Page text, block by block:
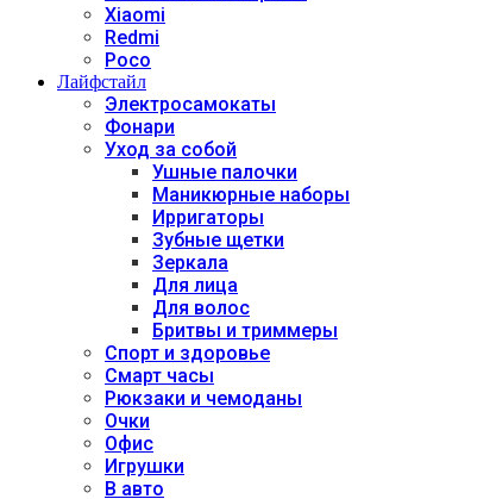
Xiaomi
Redmi
Poco
Лайфстайл
Электросамокаты
Фонари
Уход за собой
Ушные палочки
Маникюрные наборы
Ирригаторы
Зубные щетки
Зеркала
Для лица
Для волос
Бритвы и триммеры
Спорт и здоровье
Смарт часы
Рюкзаки и чемоданы
Очки
Офис
Игрушки
В авто